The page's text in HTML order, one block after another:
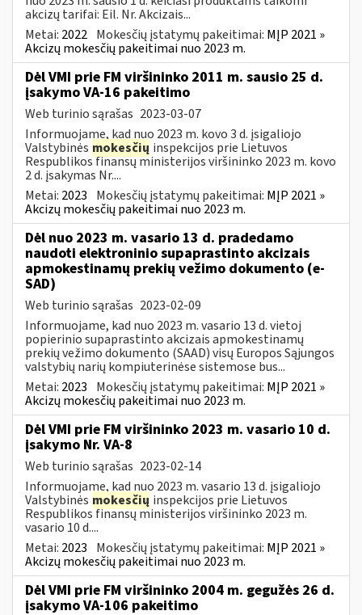
akcizų tarifai: Eil. Nr. Akcizais...
Metai: 2022 Mokesčių įstatymų pakeitimai: MĮP 2021 »
Akcizų mokesčių pakeitimai nuo 2023 m.
Dėl VMI prie FM viršininko 2011 m. sausio 25 d.
įsakymo VA-16 pakeitimo
Web turinio sąrašas 2023-03-07
Informuojame, kad nuo 2023 m. kovo 3 d. įsigaliojo
Valstybinės mokesčių inspekcijos prie Lietuvos
Respublikos finansų ministerijos viršininko 2023 m. kovo
2 d. įsakymas Nr....
Metai: 2023 Mokesčių įstatymų pakeitimai: MĮP 2021 »
Akcizų mokesčių pakeitimai nuo 2023 m.
Dėl nuo 2023 m. vasario 13 d. pradedamo
naudoti elektroninio supaprastinto akcizais
apmokestinamų prekių vežimo dokumento (e-
SAD)
Web turinio sąrašas 2023-02-09
Informuojame, kad nuo 2023 m. vasario 13 d. vietoj
popierinio supaprastinto akcizais apmokestinamų
prekių vežimo dokumento (SAAD) visų Europos Sąjungos
valstybių narių kompiuterinėse sistemose bus...
Metai: 2023 Mokesčių įstatymų pakeitimai: MĮP 2021 »
Akcizų mokesčių pakeitimai nuo 2023 m.
Dėl VMI prie FM viršininko 2023 m. vasario 10 d.
įsakymo Nr. VA-8
Web turinio sąrašas 2023-02-14
Informuojame, kad nuo 2023 m. vasario 13 d. įsigaliojo
Valstybinės mokesčių inspekcijos prie Lietuvos
Respublikos finansų ministerijos viršininko 2023 m.
vasario 10 d....
Metai: 2023 Mokesčių įstatymų pakeitimai: MĮP 2021 »
Akcizų mokesčių pakeitimai nuo 2023 m.
Dėl VMI prie FM viršininko 2004 m. gegužės 26 d.
įsakymo VA-106 pakeitimo